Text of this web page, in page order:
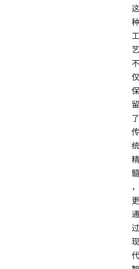
这
种
工
艺
不
仅
保
留
了
传
统
精
髓
，
更
通
过
现
代